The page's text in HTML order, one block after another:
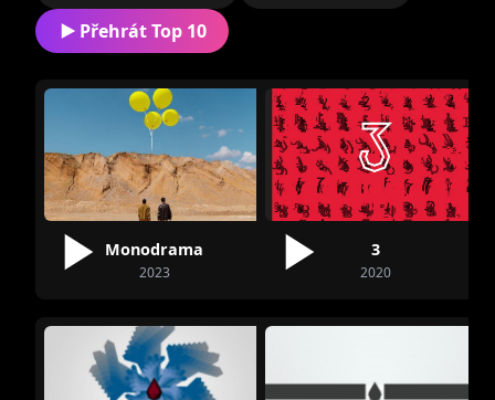
Hoggy
Přehrát Top 10
Monodrama
2023
3
2020